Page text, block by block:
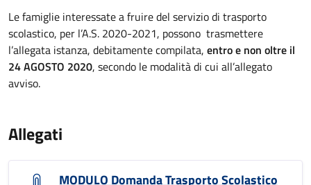
Le famiglie interessate a fruire del servizio di trasporto
scolastico, per l’A.S. 2020-2021, possono trasmettere
l’allegata istanza, debitamente compilata, entro e non oltre il
24 AGOSTO 2020, secondo le modalità di cui all’allegato
avviso.
Allegati
MODULO Domanda Trasporto Scolastico